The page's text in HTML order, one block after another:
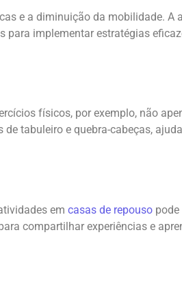
e a diminuição da mobilidade. A
para implementar estratégias
físicos, por exemplo, não
tabuleiro e quebra-cabeças,
em casas de repouso
compartilhar experiências e